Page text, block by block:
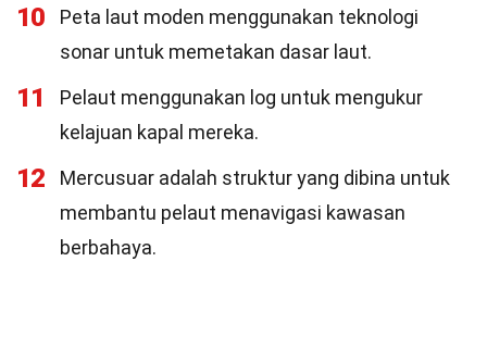
10
Peta laut moden menggunakan teknologi
sonar untuk memetakan dasar laut.
11
Pelaut menggunakan log untuk mengukur
kelajuan kapal mereka.
12
Mercusuar adalah struktur yang dibina untuk
membantu pelaut menavigasi kawasan
berbahaya.